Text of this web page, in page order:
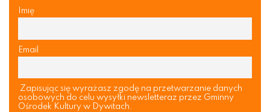
Imię
Email
Zapisując się wyrażasz zgodę na przetwarzanie danych
osobowych do celu wysyłki newsletteraz przez Gminny
Ośrodek Kultury w Dywitach.